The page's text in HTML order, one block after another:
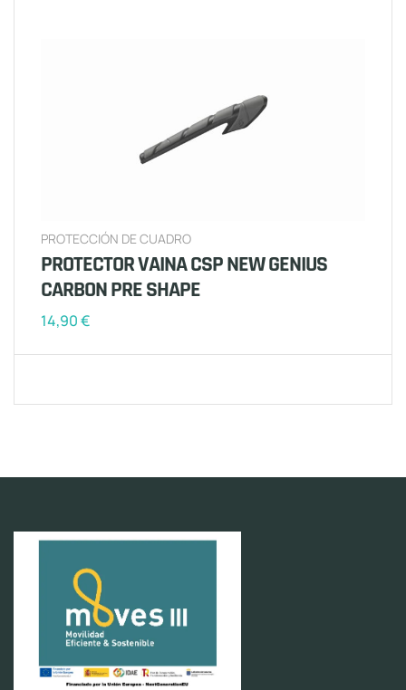
PROTECCIÓN DE CUADRO
PROTECTOR VAINA CSP NEW GENIUS
CARBON PRE SHAPE
14,90€